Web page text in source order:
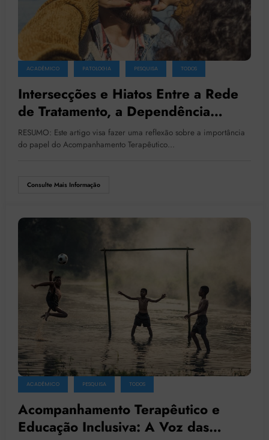
ACADÊMICO PATOLOGIA PESQUISA TODOS
Intersecções e Hiatos Entre a Rede
de Tratamento, a Dependência
Química e o Acompanhamento
Terapêutico
RESUMO: Este artigo visa fazer uma reflexão sobre a importância
do papel do Acompanhamento Terapêutico…
Consulte Mais Informação
ACADÊMICO PESQUISA TODOS
Acompanhamento Terapêutico e
Educação Inclusiva: A Voz das